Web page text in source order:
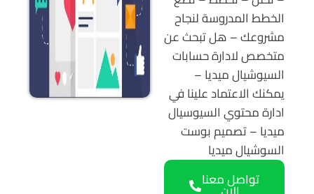
الخطط المدروسة لنجاح
مشروعك – هل تبحث عن
متخصص لادارة حسابات
السيوشيال ميديا –
يمكنك الاعتماد علينا في
ادارة محتوي السيوسيال
ميديا – تصميم بوست
السوشيال ميديا
تواصل معنا